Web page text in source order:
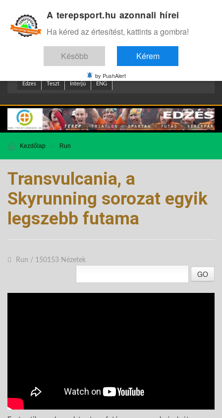
Edzes Teszt Interjú ENG
Kezdőlap Run
Transvulcania, a
Skyrunning sorozat egyik
legszebb futama
Run / 150153 Nézetek
GO
A terepsport.hu azonnali hírei
Ha kéred az értesítést, kattints a gombra!
Késöbb Kérem
by PushAlert